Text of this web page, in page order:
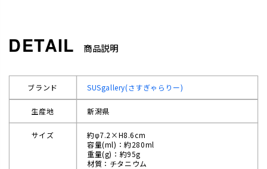
商品説明
ブランド SUSgallery(さすぎゃらりー)
生産地 新潟県
サイズ
約φ7.2×H8.6cm
容量(ml)：約280ml
重量(g)：約95g
材質：チタニウム